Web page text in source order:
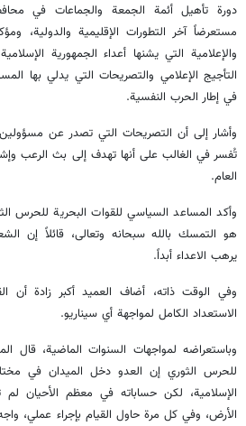
دورة تأهيل أئمة الجمعة والجماعات في
مستعرضاً آخر التطورات الإقليمية والدولية،
والإعلامية التي يشنها أعداء الجمهورية
التأجيج الإعلامي والتصريحات التي يدلي بها
في إطار الحرب النفسية.
وأشار إلى أن التصريحات التي تصدر عن
تُفسر في الغالب على أنها تهدف إلى بث الرعب
العام.
وأكد المساعد السياسي للقوات البحرية للحرس
هو التمسك بالله سبحانه وتعالى، قائلاً إن
يرهب الاعداء أبداً.
وفي الوقت ذاته، أضاف العميد أكبر زادة أن
الاستعداد الكامل لمواجهة أي سيناريو.
وباستعراضه لمواجهات السنوات الماضية، قال
للحرس الثوري إن العدو دخل الميدان في
الإسلامية، لكن حساباته في معظم الأحيان
الأرض، وفي كل مرة حاول القيام بإجراء عملي،